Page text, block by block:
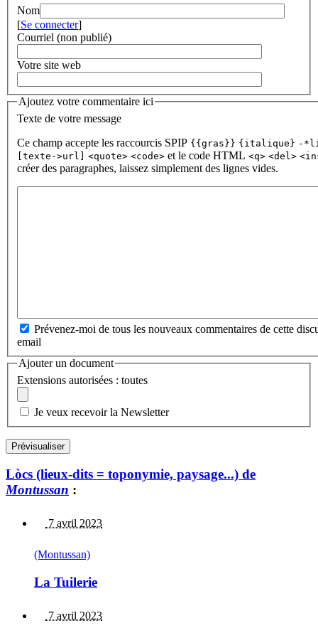
Nom
[Se connecter]
Courriel (non publié)
Votre site web
Ajoutez votre commentaire ici
Texte de votre message
Ce champ accepte les raccourcis SPIP {{gras}} {italique} -
[texte->url]
<quote> <code> et le code HTML <q> <del>
créer des paragraphes, laissez simplement des lignes vides.
Prévenez-moi de tous les nouveaux commentaires de cette
email
Ajouter un document
Extensions autorisées : toutes
Je veux recevoir la Newsletter
Lòcs (lieux-dits = toponymie, paysage...) de
Montussan :
7 avril 2023
(Montussan)
La Tuilerie
7 avril 2023